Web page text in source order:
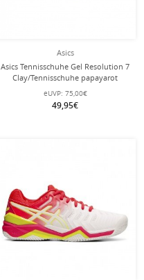
Asics
Asics Tennisschuhe Gel Resolution 7
Clay/Tennisschuhe papayarot
Mädchen
eUVP: 75,00€
49,95€